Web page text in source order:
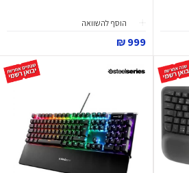
הוסף להשוואה
999 ₪